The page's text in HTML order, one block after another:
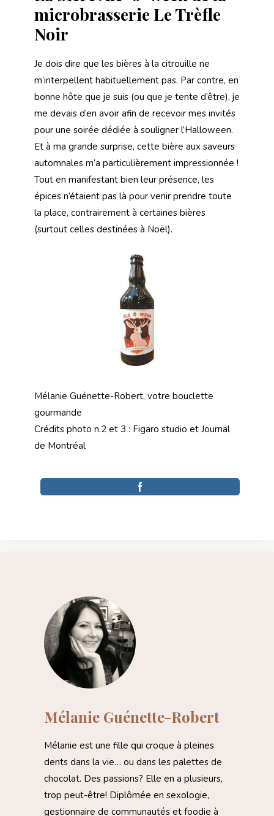
microbrasserie Le Trèfle
Noir
Je dois dire que les bières à la citrouille ne
m’interpellent habituellement pas. Par contre, en
bonne hôte que je suis (ou que je tente d’être), je
me devais d’en avoir afin de recevoir mes invités
pour une soirée dédiée à souligner l’Halloween.
Et à ma grande surprise, cette bière aux saveurs
automnales m’a particulièrement impressionnée !
Tout en manifestant bien leur présence, les
épices n’étaient pas là pour venir prendre toute
la place, contrairement à certaines bières
(surtout celles destinées à Noël).
Mélanie Guénette-Robert, votre bouclette
gourmande
Crédits photo n.2 et 3 : Figaro studio et Journal
de Montréal
Mélanie Guénette-Robert
Mélanie est une fille qui croque à pleines
dents dans la vie… ou dans les palettes de
chocolat. Des passions? Elle en a plusieurs,
trop peut-être! Diplômée en sexologie,
gestionnaire de communautés et foodie à